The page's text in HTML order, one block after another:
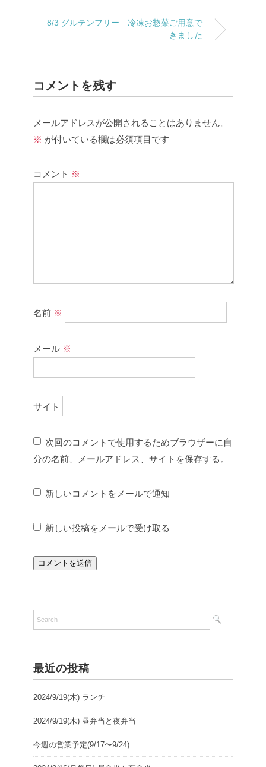
8/3 グルテンフリー 冷凍お惣菜ご用意で
きました
コメントを残す
メールアドレスが公開されることはありません。
※ が付いている欄は必須項目です
コメント ※
名前 ※
メール ※
サイト
次回のコメントで使用するためブラウザーに自
分の名前、メールアドレス、サイトを保存する。
新しいコメントをメールで通知
新しい投稿をメールで受け取る
最近の投稿
2024/9/19(木) ランチ
2024/9/19(木) 昼弁当と夜弁当
今週の営業予定(9/17〜9/24)